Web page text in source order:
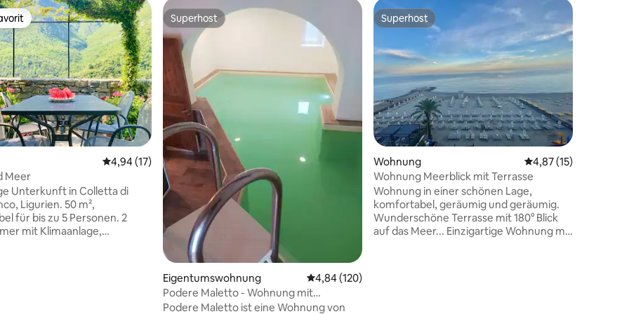
4,89 von 5, 37 Bewertungen
Durchschnittliche Bewertung: 4,94 von 5, 17 Bewertungen
4,94 (17)
Meer
Unterkunft in Colletta di
Ligurien. 50 m²,
für bis zu 5 Personen. 2
mit Klimaanlage,
Superhost
Superhost
Eigentumswohnung Durchschnittliche Bewertung: 4,84 von 5, 120 Bewertungen
4,84 (120)
Podere Maletto - Wohnung mit
Innenpool
Podere Maletto ist eine Wohnung von
Superhost
Superhost
Wohnung Durchschnittliche
4,87 (15)
Wohnung Meerblick mit Terrasse
Wohnung in einer schönen Lage,
komfortabel, geräumig und geräumig.
Wunderschöne Terrasse mit 180° Blick
auf das Meer... Einzigartige Wohnung mit